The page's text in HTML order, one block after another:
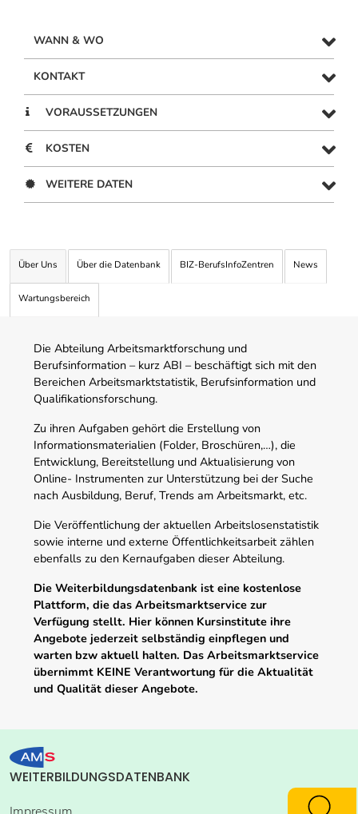
WANN & WO
KONTAKT
VORAUSSETZUNGEN
KOSTEN
WEITERE DATEN
Über Uns Über die Datenbank BIZ-BerufsInfoZentren News
Wartungsbereich
Die Abteilung Arbeitsmarktforschung und
Berufsinformation – kurz ABI – beschäftigt sich mit den
Bereichen Arbeitsmarktstatistik, Berufsinformation und
Qualifikationsforschung.
Zu ihren Aufgaben gehört die Erstellung von
Informationsmaterialien (Folder, Broschüren,…), die
Entwicklung, Bereitstellung und Aktualisierung von
Online- Instrumenten zur Unterstützung bei der Suche
nach Ausbildung, Beruf, Trends am Arbeitsmarkt, etc.
Die Veröffentlichung der aktuellen Arbeitslosenstatistik
sowie interne und externe Öffentlichkeitsarbeit zählen
ebenfalls zu den Kernaufgaben dieser Abteilung.
Die Weiterbildungsdatenbank ist eine kostenlose
Plattform, die das Arbeitsmarktservice zur
Verfügung stellt. Hier können Kursinstitute ihre
Angebote jederzeit selbständig einpflegen und
warten bzw aktuell halten. Das Arbeitsmarktservice
übernimmt KEINE Verantwortung für die Aktualität
und Qualität dieser Angebote.
WEITERBILDUNGSDATENBANK